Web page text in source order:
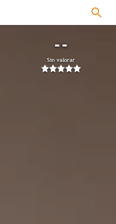
--
Sin valorar